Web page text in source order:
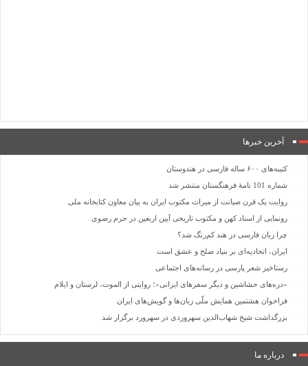
آخرین خبرها
کتیبه‌های ۶۰۰ ساله فارسی در هندوستان
شماره 101 نامۀ فرهنگستان منتشر شد
روایت یک قرن صیانت از میراث مکتوب ایران به بیان معاون کتابخانه ملی
رونمایی از اسناد کهن و مکتوب تاریخی آیین اربعین در حرم رضوی
چرا زبان فارسی در هند کم‌رنگ شد؟
ایران، اتحادیه‌ای بر بنیاد صلح و عشق است
رستاخیز شعر پارسی در رسانه‌های اجتماعی
«دره‌های حشاشین و دیگر سفرهای ایرانی»؛ روایتی از الموت، لرستان و ایلام
فراخوان هشتمین همایش ملّی زبان‌ها و گویش‌های ایران
بزرگداشت شیخ شهاب‌الدین سهروردی در سهرورد برگزار شد
درباره ما